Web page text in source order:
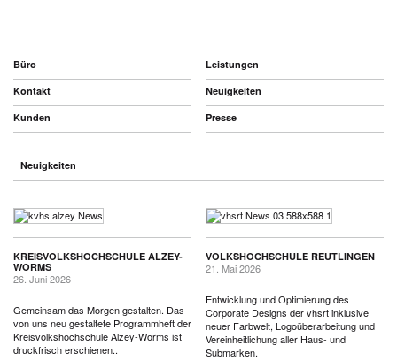
Büro
Leistungen
Kontakt
Neuigkeiten
Kunden
Presse
Neuigkeiten
KREISVOLKSHOCHSCHULE ALZEY-
WORMS
26. Juni 2026
Gemeinsam das Morgen gestalten. Das
von uns neu gestaltete Programmheft der
Kreisvolkshochschule Alzey-Worms ist
druckfrisch erschienen..
VOLKSHOCHSCHULE REUTLINGEN
21. Mai 2026
Entwicklung und Optimierung des
Corporate Designs der vhsrt inklusive
neuer Farbwelt, Logoüberarbeitung und
Vereinheitlichung aller Haus- und
Submarken.